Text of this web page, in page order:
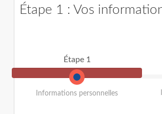
Étape 1 : Vos
Étape 1
Informations personnelles